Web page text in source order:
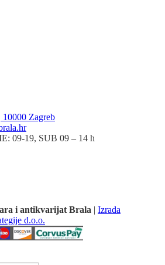
Zagreb
09-19, SUB 09 – 14 h
i antikvarijat Brala | Izrada
d.o.o.